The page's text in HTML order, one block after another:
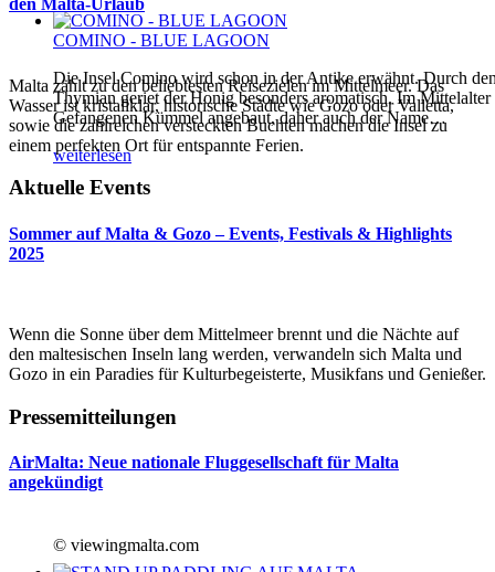
COMINO - BLUE LAGOON
Die Insel Comino wird schon in der Antike erwähnt. Durch
Thymian geriet der Honig besonders aromatisch. Im
Gefangenen Kümmel angebaut, daher auch der Name…
weiterlesen
den Malta-Urlaub
Malta zählt zu den beliebtesten Reisezielen im Mittelmeer. Das
Wasser ist kristallklar, historische Städte wie Gozo oder Valletta,
sowie die zahlreichen versteckten Buchten machen die Insel zu
einem perfekten Ort für entspannte Ferien.
Aktuelle Events
Sommer auf Malta & Gozo – Events, Festivals & Highlights
2025
Wenn die Sonne über dem Mittelmeer brennt und die Nächte auf
den maltesischen Inseln lang werden, verwandeln sich Malta und
Gozo in ein Paradies für Kulturbegeisterte, Musikfans und Genießer.
Pressemitteilungen
AirMalta: Neue nationale Fluggesellschaft für Malta
angekündigt
© viewingmalta.com